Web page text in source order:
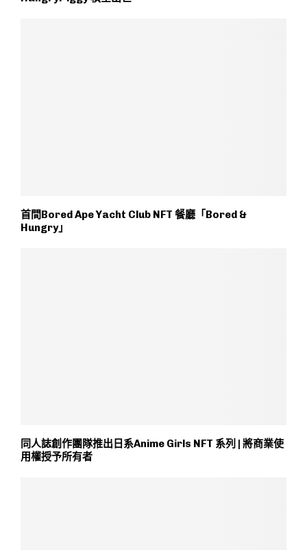
首間Bored Ape Yacht Club NFT 餐廳「Bored &
Hungry」
同人誌創作團隊推出日系Anime Girls NFT 系列 | 將商業使
用權授予所有者